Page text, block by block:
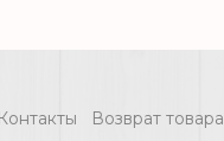
Контакты Возврат товара